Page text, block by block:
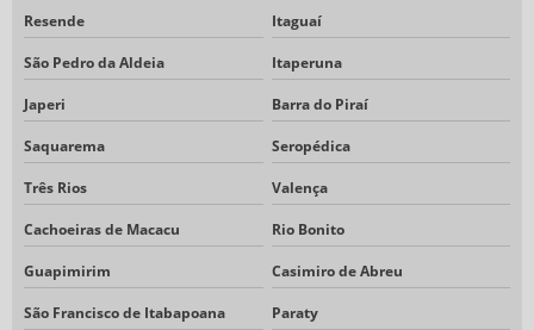
Resende Itaguaí
São Pedro da Aldeia Itaperuna
Japeri Barra do Piraí
Saquarema Seropédica
Três Rios Valença
Cachoeiras de Macacu Rio Bonito
Guapimirim Casimiro de Abreu
São Francisco de Itabapoana Paraty